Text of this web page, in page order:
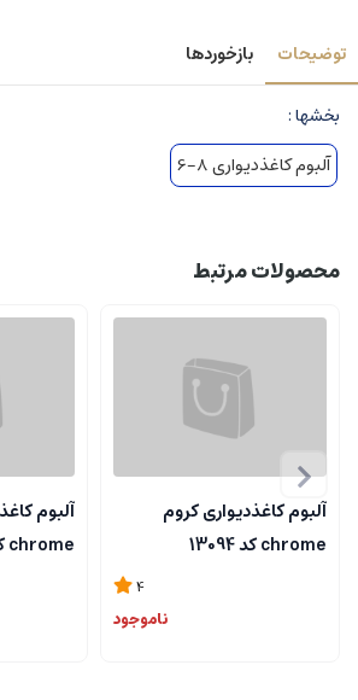
توضیحات بازخوردها
بخشها :
آلبوم کاغذدیواری 8-6
محصولات مرتبط
آلبوم کاغذدیواری کروم
chrome کد 13094
4
ناموجود
آلبوم
chrome کد 13027